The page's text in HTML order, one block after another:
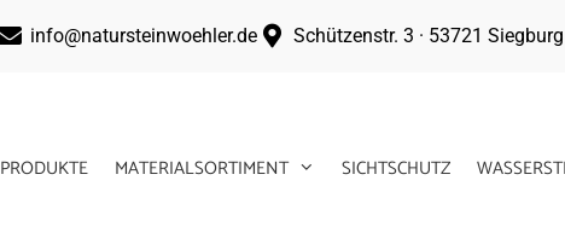
info@natursteinwoehler.de Schützenstr. 3 · 53721 Siegburg
PRODUKTE MATERIALSORTIMENT SICHTSCHUTZ